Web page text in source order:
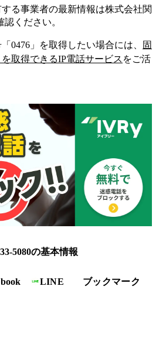
る事業者の最新情報は株式会社関
認ください。
0476 」を取得したい場合には、
固
を取得できるIP電話サービス をご活
5080の基本情報
LINE
ブックマーク